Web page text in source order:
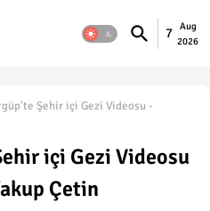
7
Aug
2026
Şehir içi Gezi Videosu -
içi Gezi Videosu
Çetin